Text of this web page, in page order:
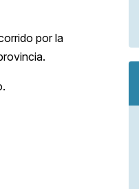
por la